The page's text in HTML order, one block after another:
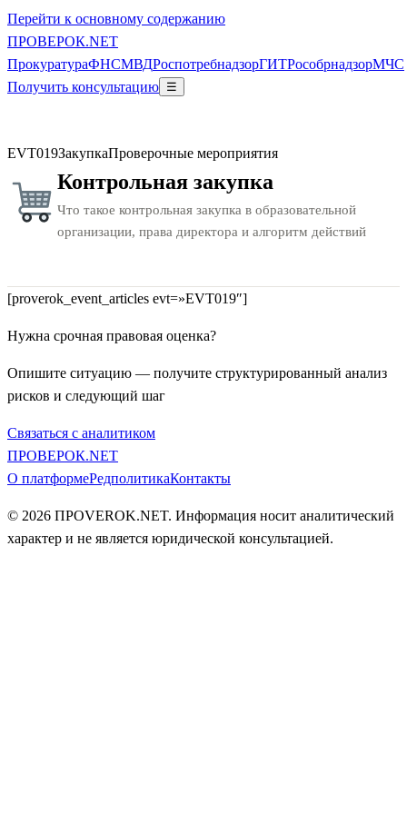
Перейти к основному содержанию
ПРОВЕРОК.NET
ПрокуратураФНСМВДРоспотребнадзорГИТРособрнадзорМЧС
Получить консультацию ☰
EVT019ЗакупкаПроверочные мероприятия
Контрольная закупка
Что такое контрольная закупка в образовательной
организации, права директора и алгоритм действий
[proverok_event_articles evt=»EVT019″]
Нужна срочная правовая оценка?
Опишите ситуацию — получите структурированный анализ
рисков и следующий шаг
Связаться с аналитиком
ПРОВЕРОК.NET
О платформеРедполитикаКонтакты
© 2026 ПРOVEROK.NET. Информация носит аналитический
характер и не является юридической консультацией.